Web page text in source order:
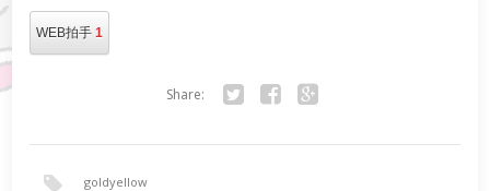
WEB拍手1
Share:
goldyellow